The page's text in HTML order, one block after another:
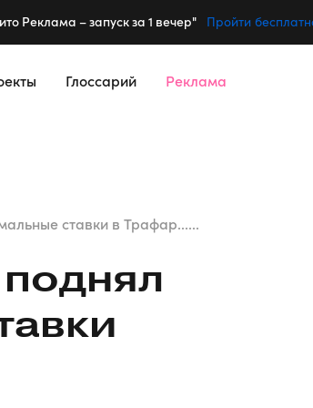
Реклама – запуск за 1 вечер" Пройти
Глоссарий Реклама
ставки в Трафар......